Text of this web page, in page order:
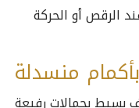
الرقص أو الحركة
منسدلة
بسيط بحمالات رفيعة